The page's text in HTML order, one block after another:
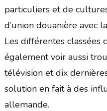
particuliers et de
d’union douanière avec
Les différentes classées
également voir aussi
télévision et dix
solution en fait à des
allemande.